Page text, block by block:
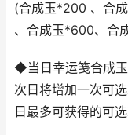
(合成玉*200 、合
、合成玉*600、合
◆当日幸运笺合成
次日将增加一次可
日最多可获得的可